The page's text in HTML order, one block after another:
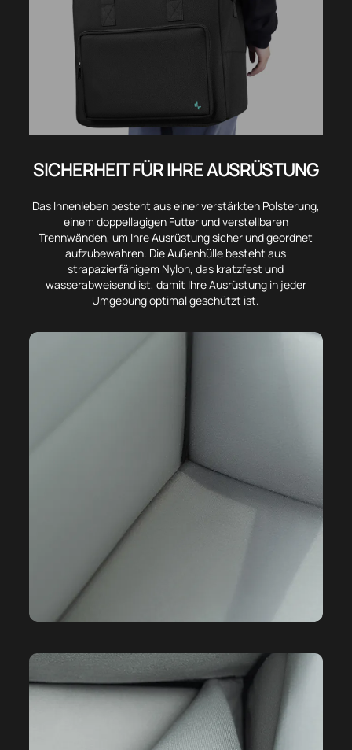
SICHERHEIT FÜR IHRE AUSRÜSTUNG
Das Innenleben besteht aus einer verstärkten Polsterung,
einem doppellagigen Futter und verstellbaren
Trennwänden, um Ihre Ausrüstung sicher und geordnet
aufzubewahren. Die Außenhülle besteht aus
strapazierfähigem Nylon, das kratzfest und
wasserabweisend ist, damit Ihre Ausrüstung in jeder
Umgebung optimal geschützt ist.